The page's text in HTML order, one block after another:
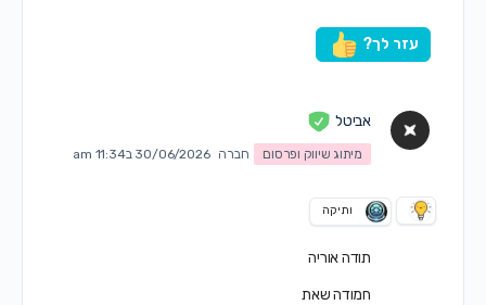
עזר לך?
אביטל
מיתוג שיווק ופרסום חברה 30/06/2026 ב11:34 am
ותיקה
תודה אוריה
חמודה שאת